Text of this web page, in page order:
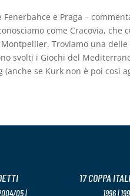
e Praga –
come Cracovia,
Troviamo una
svolti i Giochi del
se Kurk non è poi così
05 |
17 COPPA
1996 |